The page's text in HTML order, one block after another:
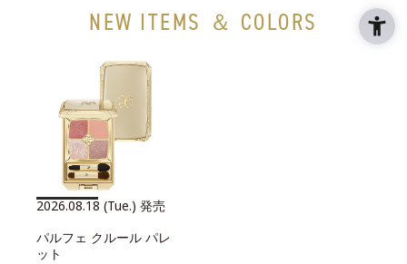
NEW ITEMS ＆ COLORS
2026.08.18 (Tue.) 発売
パルフェ クルール パレ
ット